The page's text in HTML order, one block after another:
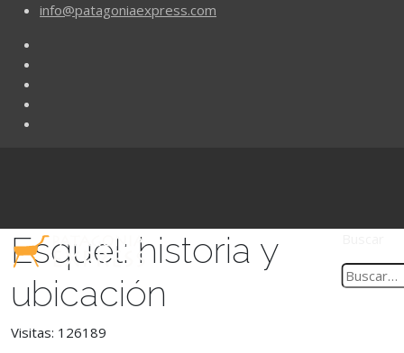
info@patagoniaexpress.com
Esquel: historia y
ubicación
Visitas: 126189